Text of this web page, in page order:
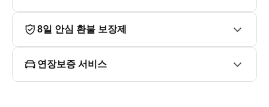
8일 안심 환불 보장제
연장보증 서비스